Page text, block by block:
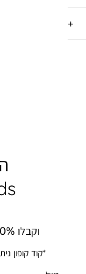
וקבלו 10%
*קוד קופון